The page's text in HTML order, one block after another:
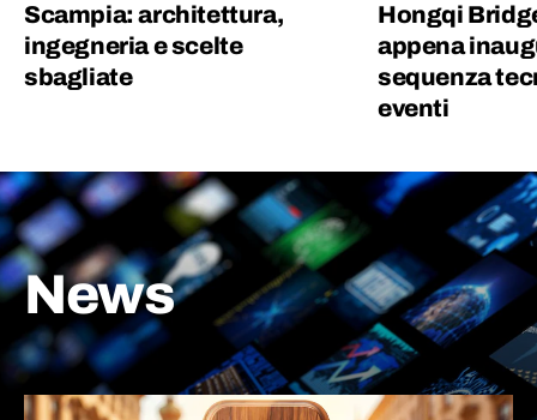
Scampia: architettura,
ingegneria e scelte
sbagliate
Hongqi
appena
sequenza
eventi
News